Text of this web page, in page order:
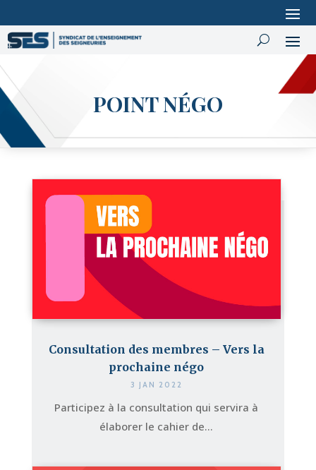
POINT NÉGO
Consultation des membres – Vers la
prochaine négo
3 JAN 2022
Participez à la consultation qui servira à
élaborer le cahier de...